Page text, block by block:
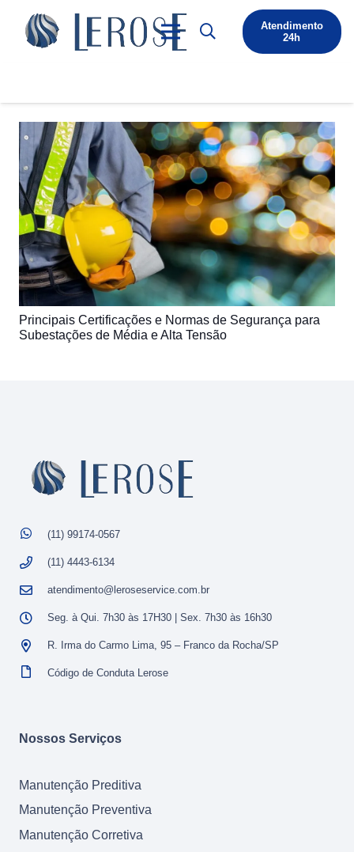
Atendimento
24h
Principais Certificações e Normas de Segurança para
Subestações de Média e Alta Tensão
(11) 99174-0567
(11) 4443-6134
atendimento@leroseservice.com.br
Seg. à Qui. 7h30 às 17H30 | Sex. 7h30 às 16h30
R. Irma do Carmo Lima, 95 – Franco da Rocha/SP
Código de Conduta Lerose
Nossos Serviços
Manutenção Preditiva
Manutenção Preventiva
Manutenção Corretiva